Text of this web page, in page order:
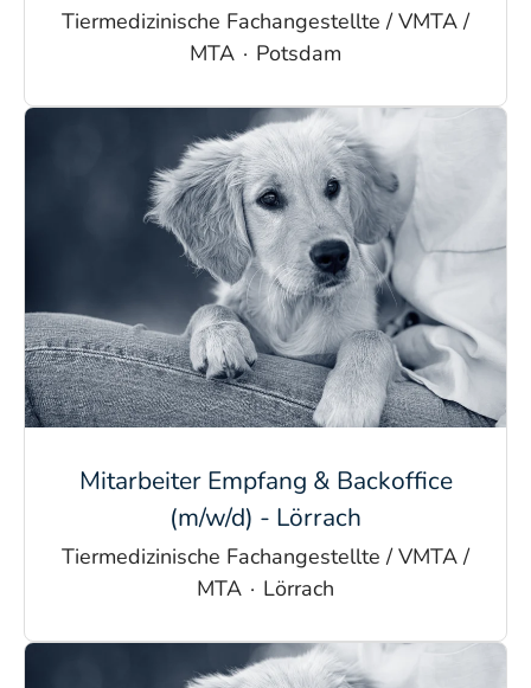
Tiermedizinische Fachangestellte / VMTA /
MTA · Potsdam
Mitarbeiter Empfang & Backoffice
(m/w/d) - Lörrach
Tiermedizinische Fachangestellte / VMTA /
MTA · Lörrach